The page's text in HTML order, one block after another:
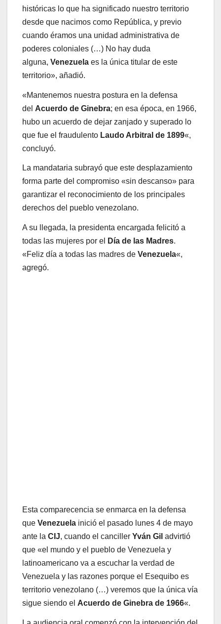
históricas lo que ha significado nuestro territorio
desde que nacimos como República, y previo
cuando éramos una unidad administrativa de
poderes coloniales (…) No hay duda
alguna, Venezuela es la única titular de este
territorio», añadió.
«Mantenemos nuestra postura en la defensa
del Acuerdo de Ginebra; en esa época, en 1966,
hubo un acuerdo de dejar zanjado y superado lo
que fue el fraudulento Laudo Arbitral de 1899«,
concluyó.
La mandataria subrayó que este desplazamiento
forma parte del compromiso «sin descanso» para
garantizar el reconocimiento de los principales
derechos del pueblo venezolano.
A su llegada, la presidenta encargada felicitó a
todas las mujeres por el
Día de las Madres.
«Feliz día a todas las madres de Venezuela«,
agregó.
Esta comparecencia se enmarca en la defensa
que Venezuela inició el pasado lunes 4 de mayo
ante la CIJ, cuando el canciller Yván Gil advirtió
que «el mundo y el pueblo de Venezuela y
latinoamericano va a escuchar la verdad de
Venezuela y las razones porque el Esequibo es
territorio venezolano (…) veremos que la única vía
sigue siendo el Acuerdo de Ginebra de 1966«.